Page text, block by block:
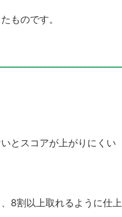
ものです。
とスコアが上がりにくい
8割以上取れるように仕上